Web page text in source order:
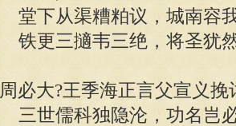
堂下从渠糟粕议，城南容
铁更三擿韦三绝，将圣犹
周必大?王季海正言父宣义挽
三世儒科独隐沦，功名岂